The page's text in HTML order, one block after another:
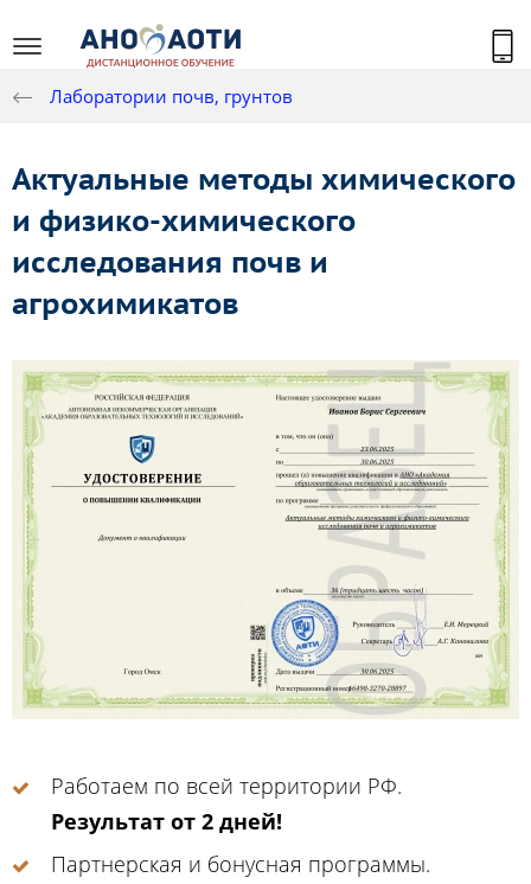
Лаборатории почв, грунтов
Актуальные методы химического
и физико-химического
исследования почв и
агрохимикатов
Работаем по всей территории РФ.
Результат от 2 дней!
Партнерская и бонусная программы.